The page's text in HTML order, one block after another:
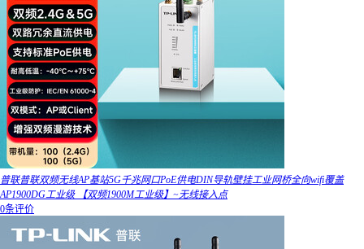
普联普联双频无线AP基站5G千兆网口PoE供电DIN导轨壁挂工业网桥全向wifi覆盖
AP1900DG工业级 【双频1900M工业级】~无线接入点
0条评价